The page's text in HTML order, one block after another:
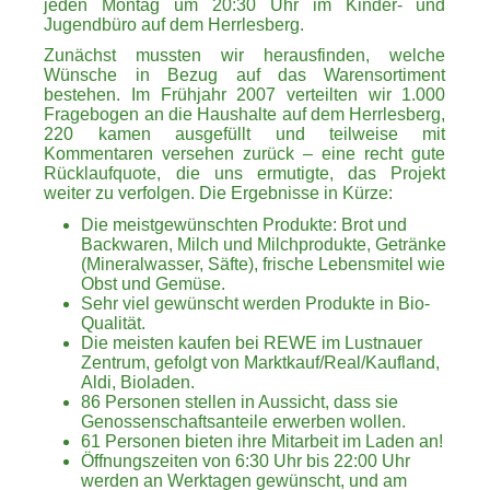
jeden Montag um 20:30 Uhr im Kinder- und
Jugendbüro auf dem Herrlesberg.
Zunächst mussten wir herausfinden, welche
Wünsche in Bezug auf das Warensortiment
bestehen. Im Frühjahr 2007 verteilten wir 1.000
Fragebogen an die Haushalte auf dem Herrlesberg,
220 kamen ausgefüllt und teilweise mit
Kommentaren versehen zurück – eine recht gute
Rücklaufquote, die uns ermutigte, das Projekt
weiter zu verfolgen. Die Ergebnisse in Kürze:
Die meistgewünschten Produkte: Brot und
Backwaren, Milch und Milchprodukte, Getränke
(Mineralwasser, Säfte), frische Lebensmitel wie
Obst und Gemüse.
Sehr viel gewünscht werden Produkte in Bio-
Qualität.
Die meisten kaufen bei REWE im Lustnauer
Zentrum, gefolgt von Marktkauf/Real/Kaufland,
Aldi, Bioladen.
86 Personen stellen in Aussicht, dass sie
Genossenschaftsanteile erwerben wollen.
61 Personen bieten ihre Mitarbeit im Laden an!
Öffnungszeiten von 6:30 Uhr bis 22:00 Uhr
werden an Werktagen gewünscht, und am